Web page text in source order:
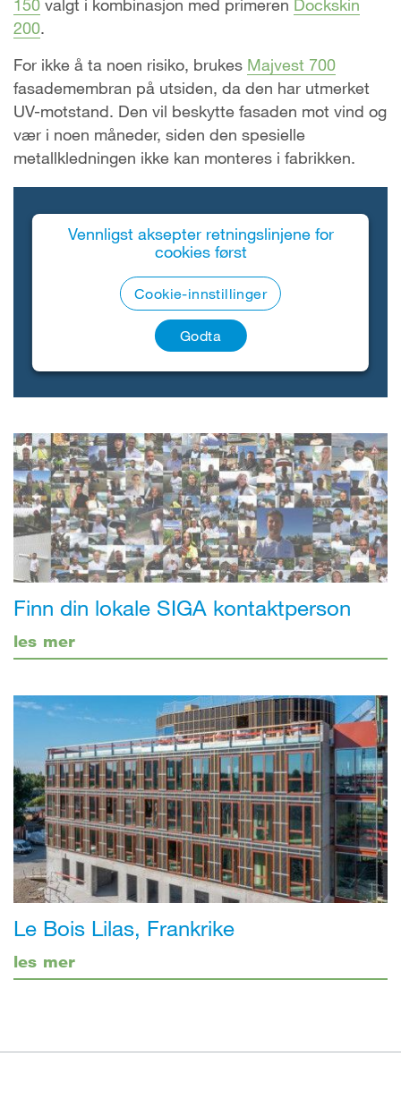
150 valgt i kombinasjon med primeren Dockskin
200.
For ikke å ta noen risiko, brukes Majvest 700
fasademembran på utsiden, da den har utmerket
UV-motstand. Den vil beskytte fasaden mot vind og
vær i noen måneder, siden den spesielle
metallkledningen ikke kan monteres i fabrikken.
Vennligst aksepter retningslinjene for
cookies først
Cookie-innstillinger
Godta
Finn din lokale SIGA kontaktperson
les mer
Le Bois Lilas, Frankrike
les mer